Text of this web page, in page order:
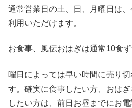
通常営業日の土、日、月曜日は
利用いただけます。
お食事、風伝おはぎは通常10食ず
曜日によっては早い時間に売り
す。確実に食事したい方、おは
したい方は、前日お昼までにお